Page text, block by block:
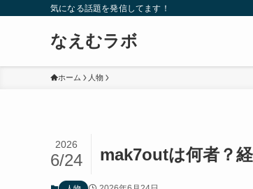
気になる話題を発信してます！
なえむラボ
ホーム 人物
mak7outは何者？
2026
6/24